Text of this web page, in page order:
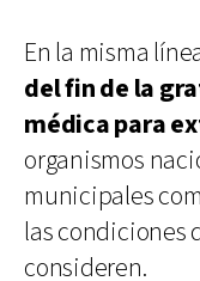
En la misma
del fin de la
médica para
organismos
municipales
las condiciones
consideren.